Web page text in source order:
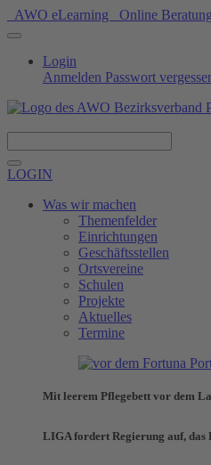
AWO eLearning Online Beratung
Login
Anmelden Passwort
LOGIN
Was wir machen
Themenfelder
Einrichtungen
Geschäftsstellen
Ortsvereine
Schulen
Projekte
Aktuelles
Termine
Mit leerem Pflegebett vor dem
LIGA fordert Regierung auf, das